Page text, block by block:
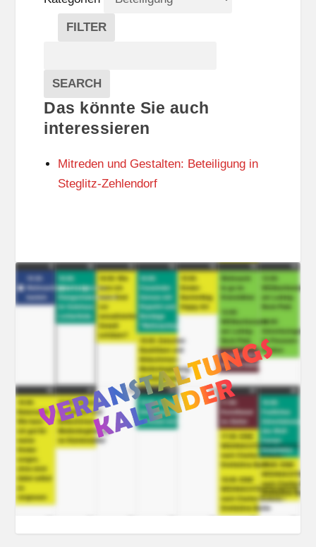
R
A
A
L
T
U
N
S
O
FILTER
E
G
O
R
N
Veranstaltungen
SEARCH
Das könnte Sie auch
interessieren
Mitreden und Gestalten: Beteiligung in
Steglitz-Zehlendorf